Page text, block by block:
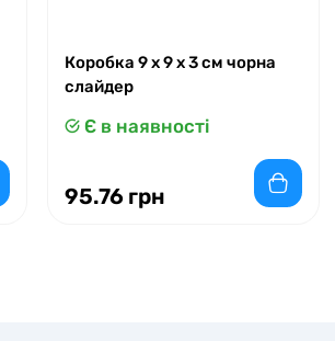
Коробка 9 x 9 x 3 см чорна
слайдер
Є в наявності
95.76 грн